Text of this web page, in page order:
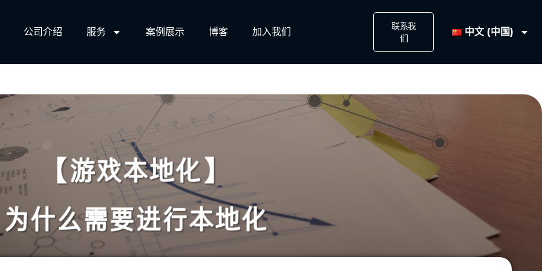
公司介绍 服务​ 案例展示 博客 加入我们​
联系我
们​
中文 (中国)